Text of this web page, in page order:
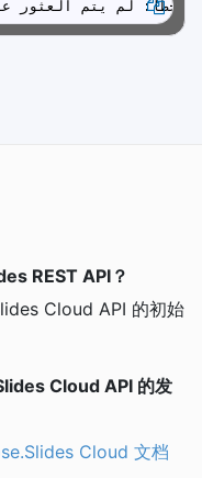
REST API？
Cloud API 的初始
Cloud API 的发
Cloud 文档